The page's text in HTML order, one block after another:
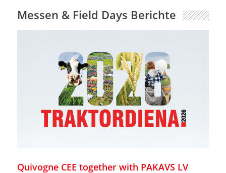
Messen & Field Days Berichte
Quivogne CEE together with PAKAVS LV